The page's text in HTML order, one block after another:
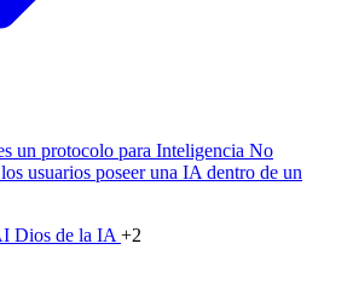
un protocolo para Inteligencia No
usuarios poseer una IA dentro de un
Dios de la IA +2